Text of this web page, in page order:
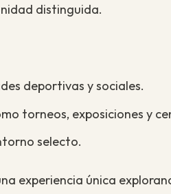
distinguida.
deportivas y sociales.
torneos, exposiciones y
selecto.
experiencia única